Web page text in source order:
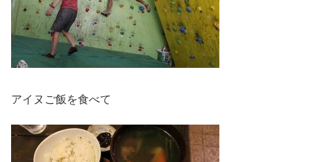
アイヌご飯を食べて